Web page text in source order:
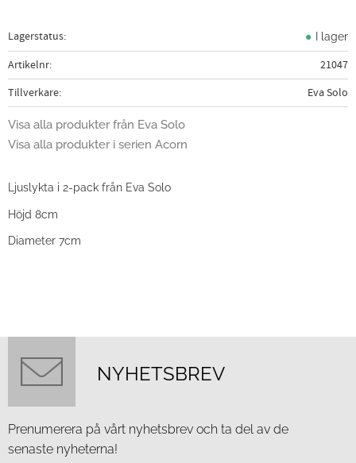
Lagerstatus I lager
Artikelnr
21047
Tillverkare
Eva Solo
Visa alla produkter från Eva Solo
Visa alla produkter i serien Acorn
Ljuslykta i 2-pack från Eva Solo
Höjd 8cm
Diameter 7cm
NYHETSBREV
Prenumerera på vårt nyhetsbrev och ta del av de
senaste nyheterna!